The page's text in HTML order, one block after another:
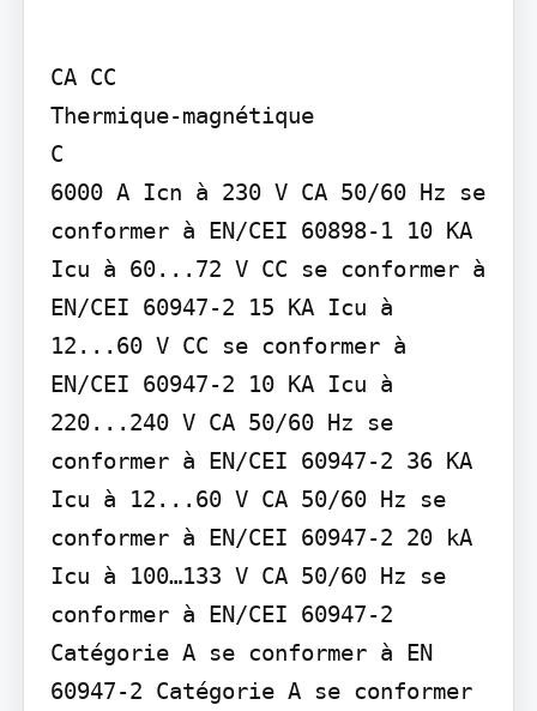
CA CC
Thermique-magnétique
C
6000 A Icn à 230 V CA 50/60 Hz se
conformer à EN/CEI 60898-1 10 KA
Icu à 60...72 V CC se conformer à
EN/CEI 60947-2 15 KA Icu à
12...60 V CC se conformer à
EN/CEI 60947-2 10 KA Icu à
220...240 V CA 50/60 Hz se
conformer à EN/CEI 60947-2 36 KA
Icu à 12...60 V CA 50/60 Hz se
conformer à EN/CEI 60947-2 20 kA
Icu à 100…133 V CA 50/60 Hz se
conformer à EN/CEI 60947-2
Catégorie A se conformer à EN
60947-2 Catégorie A se conformer